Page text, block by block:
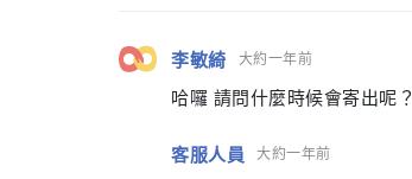
李敏綺 大約一年前
哈囉 請問什麼時候會寄出呢？
客服人員 大約一年前